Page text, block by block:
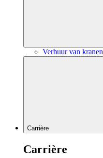
Verhuur van kranen
Carrière
Carrière